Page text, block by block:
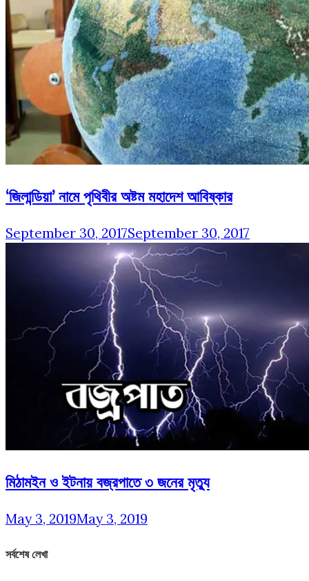
‘জিলান্ডিয়া’ নামে পৃথিবীর অষ্টম মহাদেশ আবিষ্কার
September 30, 2017September 30, 2017
মিঠামইন ও ইটনায় বজ্রপাতে ৩ জনের মৃত্যু
May 3, 2019May 3, 2019
সর্বশেষ লেখা